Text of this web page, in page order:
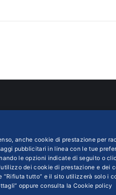
Viale Pasteur n. 6 00144 ROMA
Partita iva 01007261009
Codice Fiscale 01569530585
N. REA: RM - 6655
anche cookie di prestazione per
pubblicitari in linea con le tue
le opzioni indicate di seguito o
dei cookie di prestazione e dei
tutto” e il sito utilizzerà solo i
oppure consulta la Cookie policy